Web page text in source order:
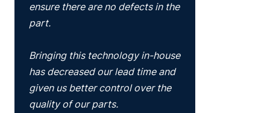
ensure there are no defects in the
part.
Bringing this technology in-house
has decreased our lead time and
given us better control over the
quality of our parts.